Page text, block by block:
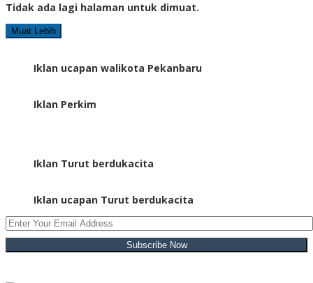
Tidak ada lagi halaman untuk dimuat.
Muat Lebih
Iklan ucapan walikota Pekanbaru
Iklan Perkim
Iklan Turut berdukacita
Iklan ucapan Turut berdukacita